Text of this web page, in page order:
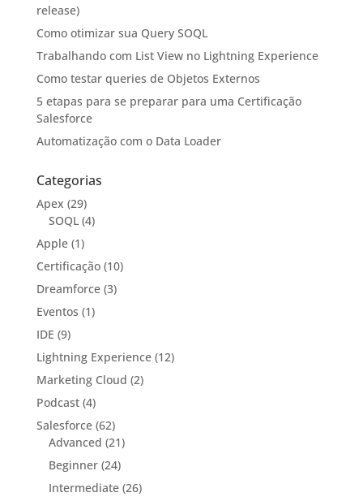
release)
Como otimizar sua Query SOQL
Trabalhando com List View no Lightning Experience
Como testar queries de Objetos Externos
5 etapas para se preparar para uma Certificação
Salesforce
Automatização com o Data Loader
Categorias
Apex (29)
SOQL(4)
Apple(1)
Certificação(10)
Dreamforce(3)
Eventos (1)
IDE (9)
Lightning Experience(12)
Marketing Cloud (2)
Podcast(4)
Salesforce(62)
Advanced (21)
Beginner(24)
Intermediate(26)